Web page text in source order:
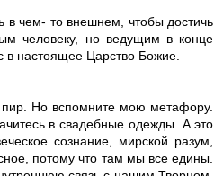
в чем- то внешнем, чтобы достичь
человеку, но ведущим в конце
в настоящее Царство Божие.
Но вспомните мою метафору.
в свадебные одежды. А это
сознание, мирской разум,
потому что там мы все едины.